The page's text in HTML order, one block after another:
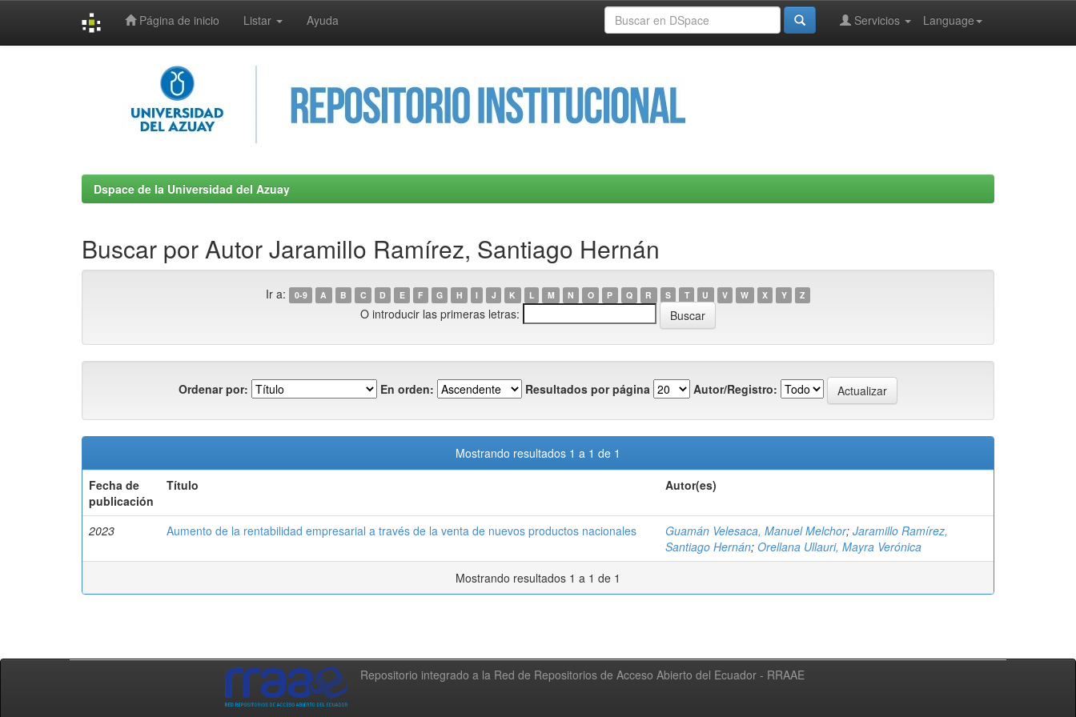
Página de inicio Listar Ayuda Language
Servicios
Dspace de la Universidad del Azuay
Buscar por Autor Jaramillo Ramírez, Santiago Hernán
Ir a: 0-9 A B C D E F G H I J K L M N O P Q R S T U V W X Y Z
O introducir las primeras letras:
Ordenar por: En orden: Resultados por página Autor/Registro:
Mostrando resultados 1 a 1 de 1
Fecha de
publicación
Título Autor(es)
2023 Aumento de la rentabilidad empresarial a través de la venta de nuevos productos nacionales Guamán Velesaca, Manuel Melchor; Jaramillo Ramírez,
Santiago Hernán; Orellana Ullauri, Mayra Verónica
Mostrando resultados 1 a 1 de 1
Repositorio integrado a la Red de Repositorios de Acceso Abierto del Ecuador - RRAAE